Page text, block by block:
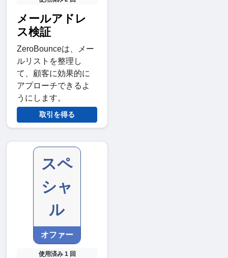
メールアドレ
ス検証
ZeroBounceは、メー
ルリストを整理し
て、顧客に効果的に
アプローチできるよ
うにします。
取引を得る
スペ
シャ
ル
オファー
使用済み 1 回